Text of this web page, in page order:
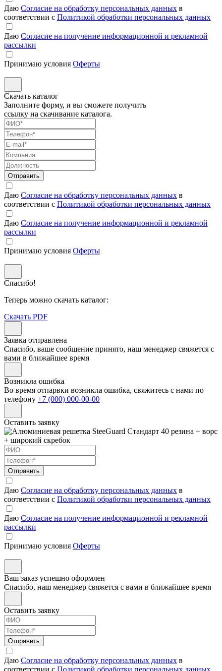
Даю Согласие на обработку персональных данных в
соответствии с Политикой обработки персональных данных
Даю Согласие на получение информационной и рекламной
рассылки
Принимаю условия Оферты
Скачать каталог
Заполните форму, и вы сможете получить
ссылку на скачивание каталога.
Отправить
Даю Согласие на обработку персональных данных в
соответствии с Политикой обработки персональных данных
Даю Согласие на получение информационной и рекламной
рассылки
Принимаю условия Оферты
Спасибо!
Теперь можно скачать каталог:
Скачать PDF
Заявка отправлена
Спасибо, ваше сообщение принято, наш менеджер свяжется с
вами в ближайшее время
Возникла ошибка
Во время отпарвки возникла ошибка, свяжитесь с нами по
телефону +7 (000) 000-00-00
Оставить заявку
Отправить
Даю Согласие на обработку персональных данных в
соответствии с Политикой обработки персональных данных
Даю Согласие на получение информационной и рекламной
рассылки
Принимаю условия Оферты
Ваш заказ успешно оформлен
Спасибо, наш менеджер свяжется с вами в ближайшее время
Оставить заявку
Отправить
Даю Согласие на обработку персональных данных в